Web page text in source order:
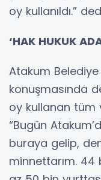
oy kullanıldı.”
‘HAK HUKUK
Atakum Belediye
konuşmasında
oy kullanan tüm
“Bugün
buraya gelip,
minnettarım. 44